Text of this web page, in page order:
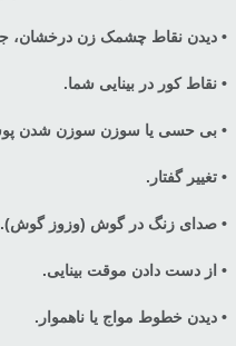
• دیدن نقاط چشمک زن درخشان،
• نقاط کور در بینایی شما.
• بی حسی یا سوزن سوزن شدن
• تغییر گفتار.
• صدای زنگ در گوش (وزوز گوش).
• از دست دادن موقت بینایی.
• دیدن خطوط مواج یا ناهموار.